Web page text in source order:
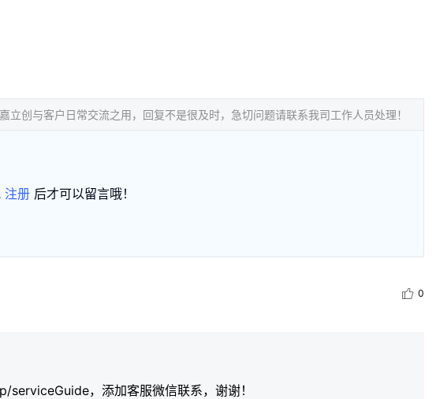
立创与客户日常交流之用，回复不是很及时，急切问题请联系我司工作人员处理！
注册后才可以留言哦！
0
，添加客服微信联系，谢谢！